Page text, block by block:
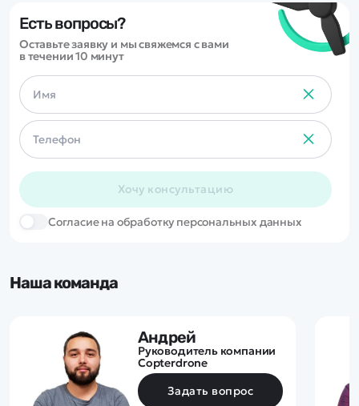
Есть вопросы?
Оставьте заявку и мы свяжемся с вами
в течении 10 минут
Хочу консультацию
Cогласие на обработку персональных данных
Наша команда
Андрей
Руководитель компании
Copterdrone
Задать вопрос